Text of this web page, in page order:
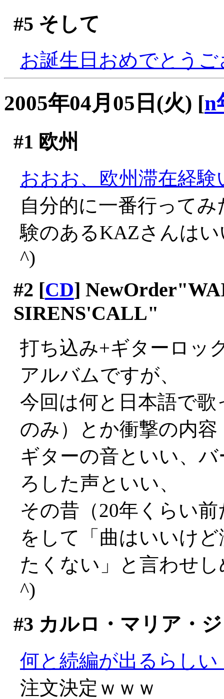
#5 そして
お誕生日おめでとう
2005年04月05日(火) [n
#1 欧州
おおお、欧州滞在経
自分的に一番行って
験のあるKAZさんは
^)
#2 [CD]
SIRENS'CALL"
打ち込み+ギターロッ
アルバムですが、
今回は何と日本語で
のみ）とか衝撃の内容
ギターの音といい、
ろした声といい、
その昔（20年くらい
をして「曲はいいけ
たくない」と言わせ
^)
#3 カルロ・マリア・
何と続編が出るらし
注文決定ｗｗｗ